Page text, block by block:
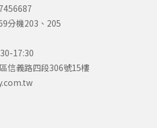
分機203、205
17:30
信義路四段306號15樓